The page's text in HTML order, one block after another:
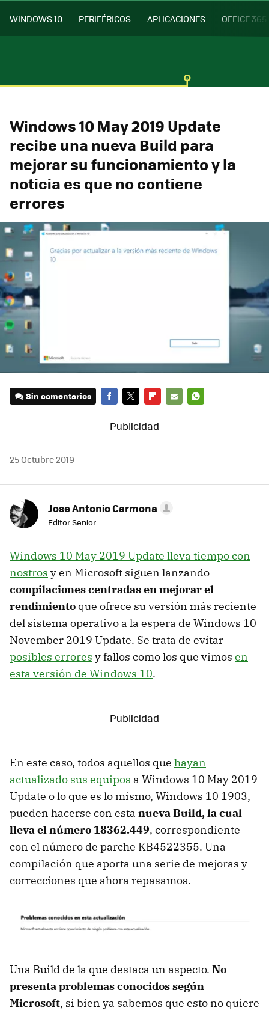
WINDOWS 10 PERIFÉRICOS APLICACIONES OFFICE 365
Windows 10 May 2019 Update
recibe una nueva Build para
mejorar su funcionamiento y la
noticia es que no contiene
errores
Sin comentarios
25 Octubre 2019
Jose Antonio Carmona
Editor Senior
Windows 10 May 2019 Update lleva tiempo con
nostros y en Microsoft siguen lanzando
compilaciones centradas en mejorar el
rendimiento que ofrece su versión más reciente
del sistema operativo a la espera de Windows 10
November 2019 Update. Se trata de evitar
posibles errores y fallos como los que vimos en
esta versión de Windows 10.
En este caso, todos aquellos que hayan
actualizado sus equipos a Windows 10 May 2019
Update o lo que es lo mismo, Windows 10 1903,
pueden hacerse con esta nueva Build, la cual
lleva el número 18362.449, correspondiente
con el número de parche KB4522355. Una
compilación que aporta una serie de mejoras y
correcciones que ahora repasamos.
Una Build de la que destaca un aspecto. No
presenta problemas conocidos según
Microsoft, si bien ya sabemos que esto no quiere